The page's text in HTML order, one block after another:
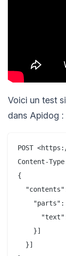
Voici un test
dans Apidog :
POST
Content-
{
"parts":
    }]
  }]